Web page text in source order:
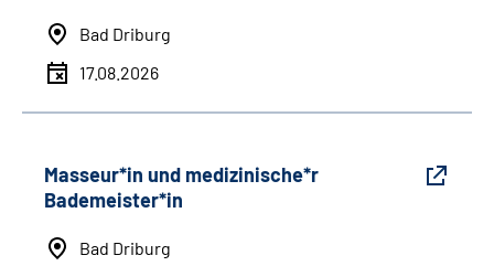
Bad Driburg
17.08.2026
Masseur*in und medizinische*r
Bademeister*in
Bad Driburg